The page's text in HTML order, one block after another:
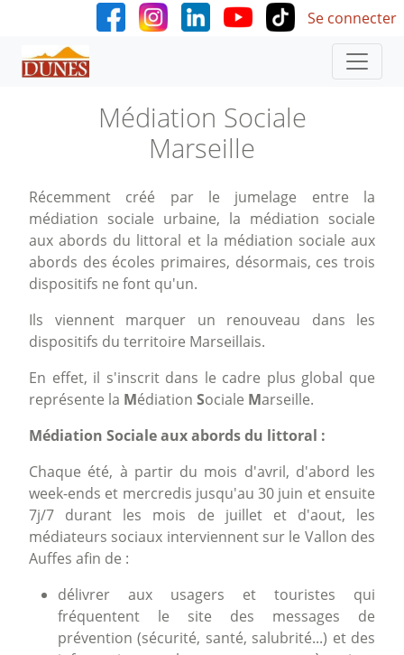
Aller au contenu principal User
Se connecter
Médiation Sociale
Marseille
Récemment créé par le jumelage entre la
médiation sociale urbaine, la médiation sociale
aux abords du littoral et la médiation sociale aux
abords des écoles primaires, désormais, ces trois
dispositifs ne font qu'un.
Ils viennent marquer un renouveau dans les
dispositifs du territoire Marseillais.
En effet, il s'inscrit dans le cadre plus global que
représente la Médiation Sociale Marseille.
Médiation Sociale aux abords du littoral :
Chaque été, à partir du mois d'avril, d'abord les
week-ends et mercredis jusqu'au 30 juin et ensuite
7j/7 durant les mois de juillet et d'aout, les
médiateurs sociaux interviennent sur le Vallon des
Auffes afin de :
délivrer aux usagers et touristes qui
fréquentent le site des messages de
prévention (sécurité, santé, salubrité...) et des